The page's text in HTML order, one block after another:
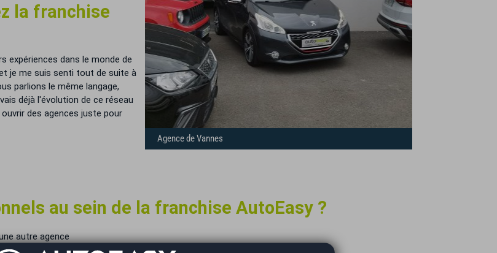
la franchise
expériences dans le monde de
je me suis senti tout de suite à
parlions le même langage,
déjà l'évolution de ce réseau
des agences juste pour
Agence de Vannes
au sein de la franchise AutoEasy ?
autre agence